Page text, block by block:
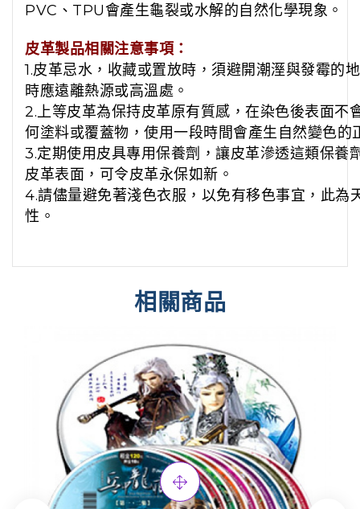
PVC、TPU會產生龜裂或水解的自然化學現象。
皮革製品相關注意事項：
1.皮革忌水，收藏或置放時，須避開潮溼與發霉的
時應遠離熱源或高溫處。
2.上等皮革為保持皮革原有質感，在染色後表面不
何塗料或覆蓋物，使用一段時間會產生自然變色的
3.定期使用皮具專用保養劑，讓皮革滲透這類保養
皮革表面，可令皮革永保如新。
4.請儘量避免著淺色衣服，以免有移色事宜，此為
性。
相關商品